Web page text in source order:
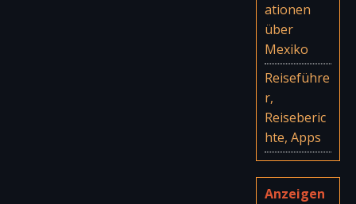
ationen
über
Mexiko
Reiseführe
r,
Reiseberic
hte, Apps
Anzeigen